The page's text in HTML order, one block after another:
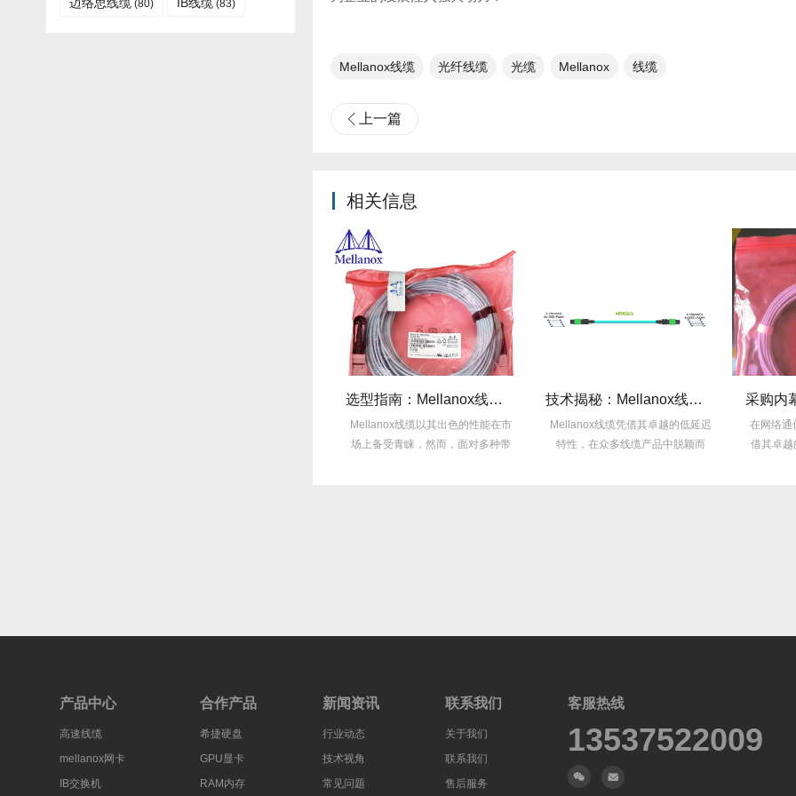
Mellanox线缆 光纤线缆​ 光缆 Mellanox 线缆
上一篇
相关信息
选型指南：Mellanox线缆带宽怎么选？看完这篇不纠结！
Mellanox线缆以其出色的性能在市
场上备受青睐，然而，面对多种带
技术揭秘：Mellanox线缆低延迟背后的“信号优化”黑科技！
Mellanox线缆凭借其卓越的低延迟
特性，在众多线缆产品中脱颖而
在网络通信领域，
借其卓越的性能和稳定性
(80) (83)
产品中心
高速线缆
mellanox网卡
IB交换机
合作产品
希捷硬盘
GPU显卡
RAM内存
新闻资讯
行业动态
技术视角
常见问题
联系我们
关于我们
联系我们
售后服务
客服热线
13537522009